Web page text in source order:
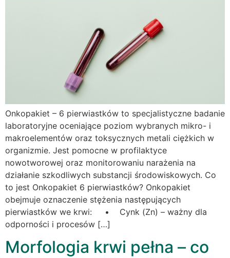
Onkopakiet – 6 pierwiastków to specjalistyczne badanie
laboratoryjne oceniające poziom wybranych mikro- i
makroelementów oraz toksycznych metali ciężkich w
organizmie. Jest pomocne w profilaktyce
nowotworowej oraz monitorowaniu narażenia na
działanie szkodliwych substancji środowiskowych. Co
to jest Onkopakiet 6 pierwiastków? Onkopakiet
obejmuje oznaczenie stężenia następujących
pierwiastków we krwi: • Cynk (Zn) – ważny dla
odporności i procesów […]
Morfologia krwi pełna – co